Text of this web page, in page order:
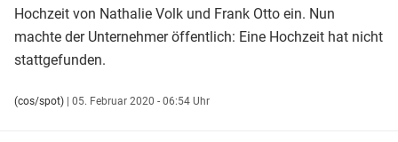
Hochzeit von Nathalie Volk und Frank Otto ein. Nun
machte der Unternehmer öffentlich: Eine Hochzeit hat nicht
stattgefunden.
(cos/spot) | 05. Februar 2020 - 06:54 Uhr